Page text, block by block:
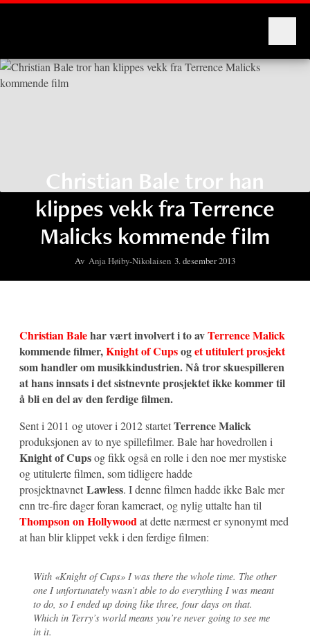
Christian Bale tror han
klippes vekk fra Terrence
Malicks kommende film
Av Anja Høiby-Nikolaisen 3. desember 2013
Christian Balehar vært involvert i to avTerrence Malick
kommende filmer,Knight of Cupsoget utitulert prosjekt
som handler om musikkindustrien. Nå tror skuespilleren
at hans innsats i det sistnevnte prosjektet ikke kommer til
å bli en del av den ferdige filmen.
Sent i 2011 og utover i 2012 startetTerrence Malick
produksjonen av to nye spillefilmer. Bale har hovedrollen i
Knight of Cupsog fikk også en rolle i den noe mer mystiske
og utitulerte filmen, som tidligere hadde
prosjektnavnet Lawless. I denne filmen hadde ikke Bale mer
enn tre-fire dager foran kameraet, og nylig uttalte han til
Thompson on Hollywoodat dette nærmest er synonymt med
at han blir klippet vekk i den ferdige filmen:
With «Knight of Cups» I was there the whole time. The other
one I unfortunately wasn’t able to do everything I was meant
to do, so I ended up doing like three, four days on that.
Which in Terry’s world means you’re never going to see me
in it.